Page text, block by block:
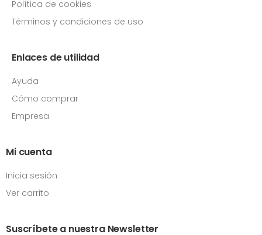
Política de cookies
Términos y condiciones de uso
Enlaces de utilidad
Ayuda
Cómo comprar
Empresa
Mi cuenta
Inicia sesión
Ver carrito
Suscríbete a nuestra Newsletter